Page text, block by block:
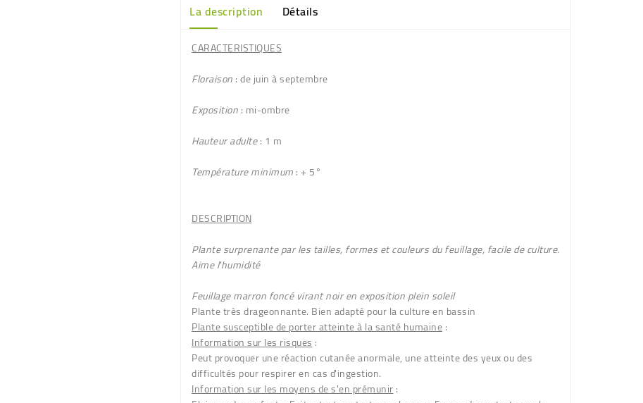
La description Détails
CARACTERISTIQUES
Floraison: de juin à septembre
Exposition: mi-ombre
Hauteur adulte: 1 m
Température minimum: + 5°
DESCRIPTION
Plante surprenante par les tailles, formes et couleurs du feuillage, facile de culture.
Aime l'humidité
Feuillagemarron foncé virant noir en exposition plein soleil
Plante très drageonnante. Bien adapté pour la culture en bassin
Plante susceptible de porter atteinte à la santé humaine:
Information sur les risques:
Peut provoquer une réaction cutanée anormale, une atteinte des yeux ou des
difficultés pour respirer en cas d'ingestion.
Information sur les moyens de s'en prémunir: